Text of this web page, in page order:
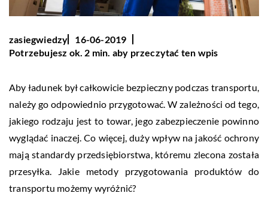
zasiegwiedzy
16-06-2019
Potrzebujesz ok. 2 min. aby przeczytać ten wpis
Aby ładunek był całkowicie bezpieczny podczas transportu,
należy go odpowiednio przygotować. W zależności od tego,
jakiego rodzaju jest to towar, jego zabezpieczenie powinno
wyglądać inaczej. Co więcej, duży wpływ na jakość ochrony
mają standardy przedsiębiorstwa, któremu zlecona została
przesyłka. Jakie metody przygotowania produktów do
transportu możemy wyróżnić?